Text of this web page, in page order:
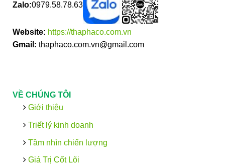
Zalo:0979.58.78.63
Website: https://thaphaco.com.vn
Gmail: thaphaco.com.vn@gmail.com
VỀ CHÚNG TÔI
Giới thiệu
Triết lý kinh doanh
Tầm nhìn chiến lượng
Giá Trị Cốt Lõi